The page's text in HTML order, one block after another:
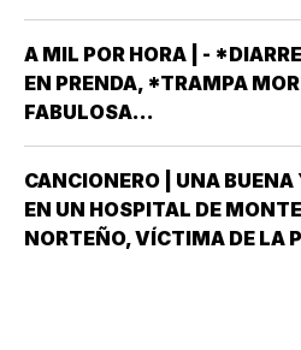
ASPIRAN A SER
LOCALES, EN ALGUNO DE
HAY EN VERACRUZ POR EL
DESPUÉS QUE NO…
A MIL POR HORA | -
EN PRENDA, *TRAMPA
FABULOSA...
CANCIONERO | UNA
EN UN HOSPITAL DE
NORTEÑO, VÍCTIMA DE LA